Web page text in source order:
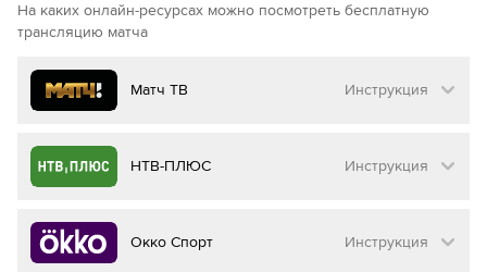
На каких онлайн-ресурсах можно посмотреть бесплатную
трансляцию матча
Матч ТВ Инструкция
Как смотреть бесплатно трансляцию матча
Матч ТВ
Инструкция
Перейдите на сайт МАТЧ ТВ
НТВ-ПЛЮС Инструкция
Как смотреть бесплатно трансляцию матча
на НТВ ПЛЮС
Окко Спорт Инструкция